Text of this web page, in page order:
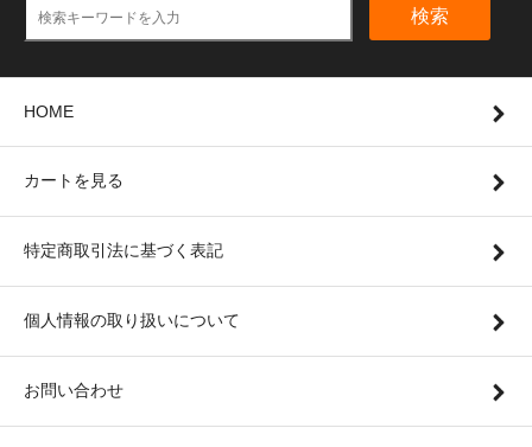
検索
HOME
カートを見る
特定商取引法に基づく表記
個人情報の取り扱いについて
お問い合わせ